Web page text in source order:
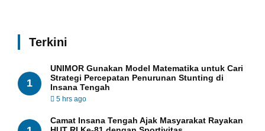
Terkini
1
UNIMOR Gunakan Model Matematika untuk Cari
Strategi Percepatan Penurunan Stunting di
Insana Tengah
5 hrs ago
Camat Insana Tengah Ajak Masyarakat Rayakan